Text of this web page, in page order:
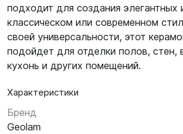
подходит для создания элегантных
классическом или современном
своей универсальности, этот
подойдет для отделки полов, стен,
кухонь и других помещений.
Характеристики
Бренд
Geolam